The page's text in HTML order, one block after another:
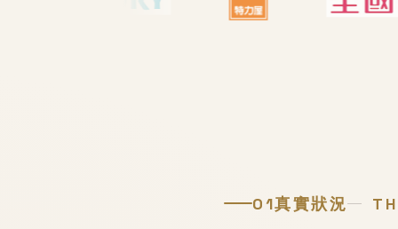
01真實狀況